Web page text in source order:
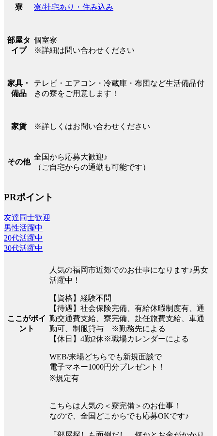
寮 寮/社宅あり・住み込み
部屋タ
イプ
個室寮
※詳細は問い合わせください
家具・
備品
テレビ・エアコン・冷蔵庫・布団など生活備品付
きの寮をご用意します！
家賃 ※詳しくはお問い合わせください
その他
全国から応募大歓迎♪
（ご自宅からの通勤も可能です）
PRポイント
友達同士歓迎
男性活躍中
20代活躍中
30代活躍中
ここがポイ
ント
人気の福岡市近郊でのお仕事になります♪男女
活躍中！
【資格】経験不問
【待遇】社会保険完備、有給休暇制度有、通
勤交通費支給、寮完備、赴任旅費支給、車通
勤可、制服貸与 ※勤務先による
【休日】4勤2休※職場カレンダーによる
WEB/来場どちらでも新規面談で
電子マネー1000円分プレゼント！
※規定有
こちらは人気の＜寮完備＞のお仕事！
なので、全国どこからでも応募OKです♪